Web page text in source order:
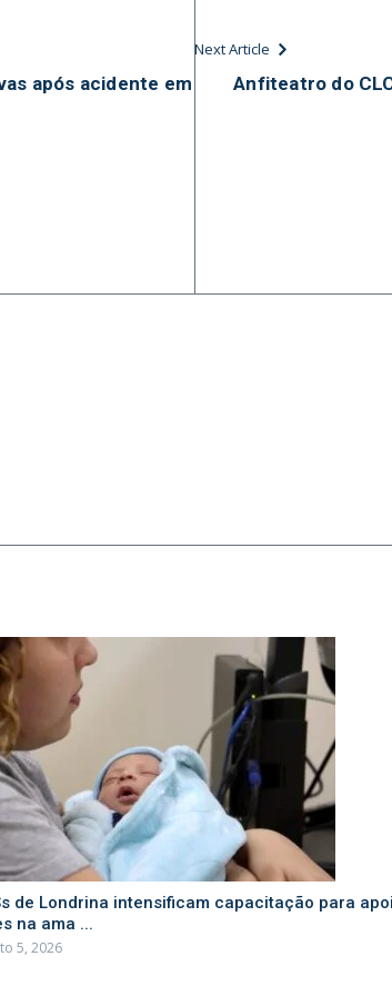
após acidente em
Next Article
Anfiteatro do
de Londrina intensificam capacitação para
na ama ...
5, 2026